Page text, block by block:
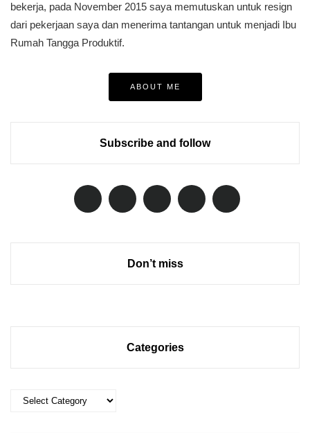
bekerja, pada November 2015 saya memutuskan untuk resign
dari pekerjaan saya dan menerima tantangan untuk menjadi Ibu
Rumah Tangga Produktif.
ABOUT ME
Subscribe and follow
Don’t miss
Categories
Categories